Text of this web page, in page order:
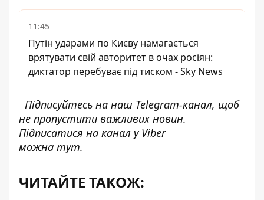
11:45
Путін ударами по Києву намагається
врятувати свій авторитет в очах росіян:
диктатор перебуває під тиском - Sky News
Підписуйтесь на наш Telegram-канал, щоб
не пропустити важливих новин.
Підписатися на канал у Viber
можна тут.
ЧИТАЙТЕ ТАКОЖ: